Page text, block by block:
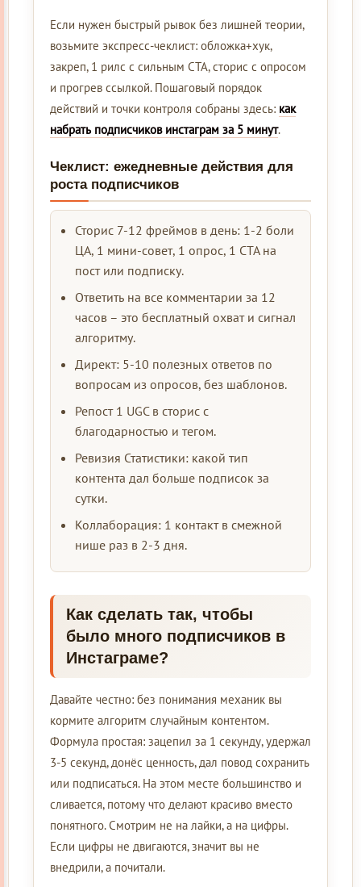
Если нужен быстрый рывок без лишней теории,
возьмите экспресс-чеклист: обложка+хук,
закреп, 1 рилс с сильным CTA, сторис с опросом
и прогрев ссылкой. Пошаговый порядок
действий и точки контроля собраны здесь: как
набрать подписчиков инстаграм за 5 минут.
Чеклист: ежедневные действия для
роста подписчиков
Сторис 7-12 фреймов в день: 1-2 боли
ЦА, 1 мини-совет, 1 опрос, 1 CTA на
пост или подписку.
Ответить на все комментарии за 12
часов – это бесплатный охват и сигнал
алгоритму.
Директ: 5-10 полезных ответов по
вопросам из опросов, без шаблонов.
Репост 1 UGC в сторис с
благодарностью и тегом.
Ревизия Статистики: какой тип
контента дал больше подписок за
сутки.
Коллаборация: 1 контакт в смежной
нише раз в 2-3 дня.
Как сделать так, чтобы
было много подписчиков в
Инстаграме?
Давайте честно: без понимания механик вы
кормите алгоритм случайным контентом.
Формула простая: зацепил за 1 секунду, удержал
3-5 секунд, донёс ценность, дал повод сохранить
или подписаться. На этом месте большинство и
сливается, потому что делают красиво вместо
понятного. Смотрим не на лайки, а на цифры.
Если цифры не двигаются, значит вы не
внедрили, а почитали.